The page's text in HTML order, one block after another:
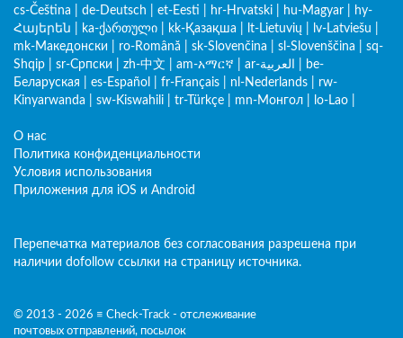
cs-Čeština
de-Deutsch et-Eesti hr-Hrvatski hu-Magyar
hy-
Հայերեն
ka-ქართული kk-Қазақша lt-Lietuvių lv-Latviešu
mk-Македонски
ro-Română sk-Slovenčina sl-Slovenščina
sq-
Shqip
sr-Српски zh-中文 am-አማርኛ ar-العربية
be-
Беларуская
es-Español fr-Français nl-Nederlands
rw-
Kinyarwanda
sw-Kiswahili tr-Türkçe mn-Монгол lo-Lao
О нас
Политика конфиденциальности
Условия использования
Приложения для iOS и Android
Перепечатка материалов без согласования разрешена при
наличии dofollow ссылки на страницу источника.
© 2013 - 2026 ≡ Check-Track - отслеживание
почтовых отправлений, посылок